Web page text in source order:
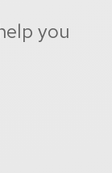
you